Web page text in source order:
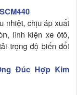
nhiệt, chịu áp xuất
linh kiện xe ôtô,
trọng độ biến đổi
Đúc Hợp Kim